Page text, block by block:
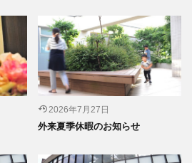
2026年7月27日
外来夏季休暇のお知らせ